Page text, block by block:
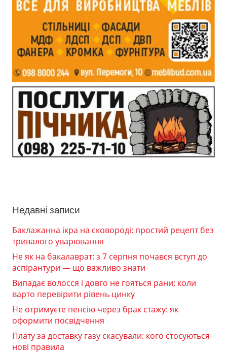
Недавні записи
Баклажанна ікра на сковороді: простий рецепт без
тривалого уварювання
Не як на бакалаврат: з 7 серпня почався вступ до
аспірантури — що важливо знати
Випадає волосся і довго не гояться рани: коли
варто перевірити рівень цинку
Не отримуєте пенсію через брак стажу: як
оформити посвідчення
Плату за доставку газу скасували: кого стосуються
нові правила